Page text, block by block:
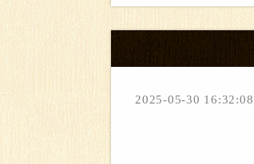
2025-05-30 16:32:08